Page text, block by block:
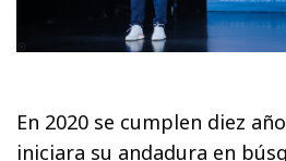
En 2020 se cumplen diez
iniciara su andadura en